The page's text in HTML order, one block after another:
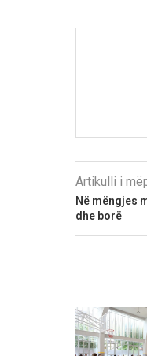
Artikulli i
Në mëngjes
dhe borë